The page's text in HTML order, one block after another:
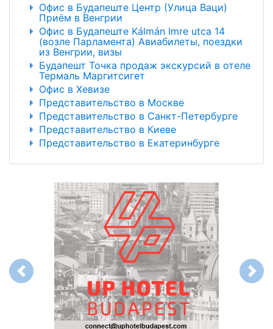
Офис в Будапеште Центр (Улица Ваци)
Приём в Венгрии
Офис в Будапеште Kálmán Imre utca 14
(возле Парламента) Авиабилеты, поездки
из Венгрии, визы
Будапешт Точка продаж экскурсий в отеле
Термаль Маргитсигет
Офис в Хевизе
Представительство в Москве
Представительство в Санкт-Петербурге
Представительство в Киеве
Представительство в Екатеринбурге
Previous Next